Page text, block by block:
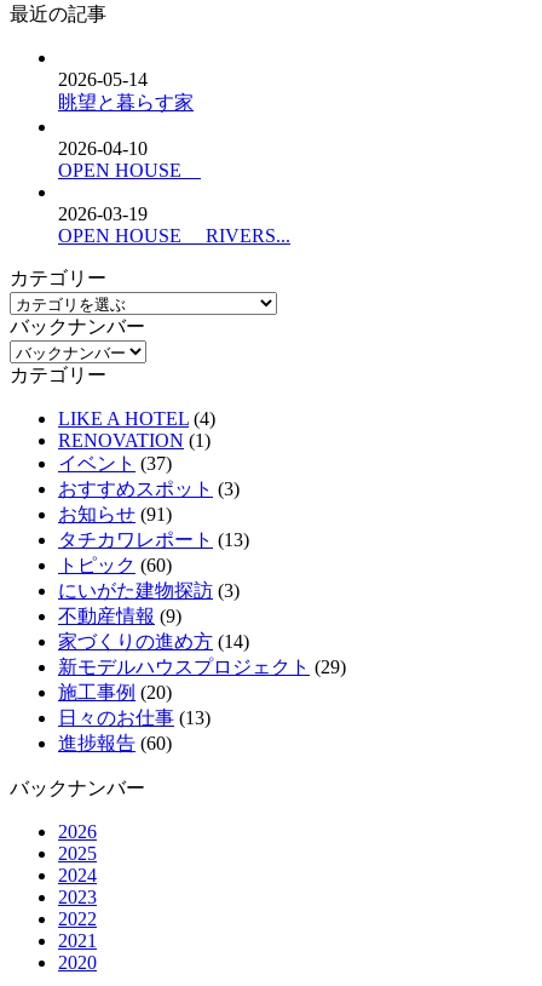
最近の記事
2026-05-14
眺望と暮らす家
2026-04-10
OPEN HOUSE
2026-03-19
OPEN HOUSE RIVERS...
カテゴリー
バックナンバー
カテゴリー
LIKE A HOTEL (4)
RENOVATION (1)
イベント (37)
おすすめスポット (3)
お知らせ (91)
タチカワレポート (13)
トピック (60)
にいがた建物探訪 (3)
不動産情報 (9)
家づくりの進め方 (14)
新モデルハウスプロジェクト (29)
施工事例 (20)
日々のお仕事 (13)
進捗報告 (60)
バックナンバー
2026
2025
2024
2023
2022
2021
2020